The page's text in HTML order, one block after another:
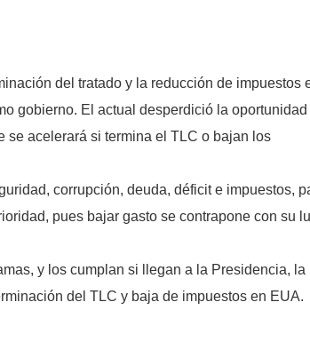
del tratado y la reducción de impuestos
gobierno. El actual desperdició la oportunidad
se acelerará si termina el TLC o bajan los
corrupción, deuda, déficit e impuestos,
pues bajar gasto se contrapone con su
y los cumplan si llegan a la Presidencia, la
del TLC y baja de impuestos en EUA.